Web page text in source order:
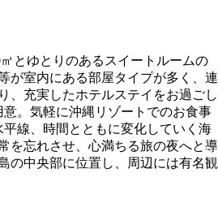
とゆとりのあるスイートルームの
が室内にある部屋タイプが多く、連
、充実したホテルステイをお過ごし
。気軽に沖縄リゾートでのお食事
線、時間とともに変化していく海
を忘れさせ、心満ちる旅の夜へと導
の中央部に位置し、周辺には有名観